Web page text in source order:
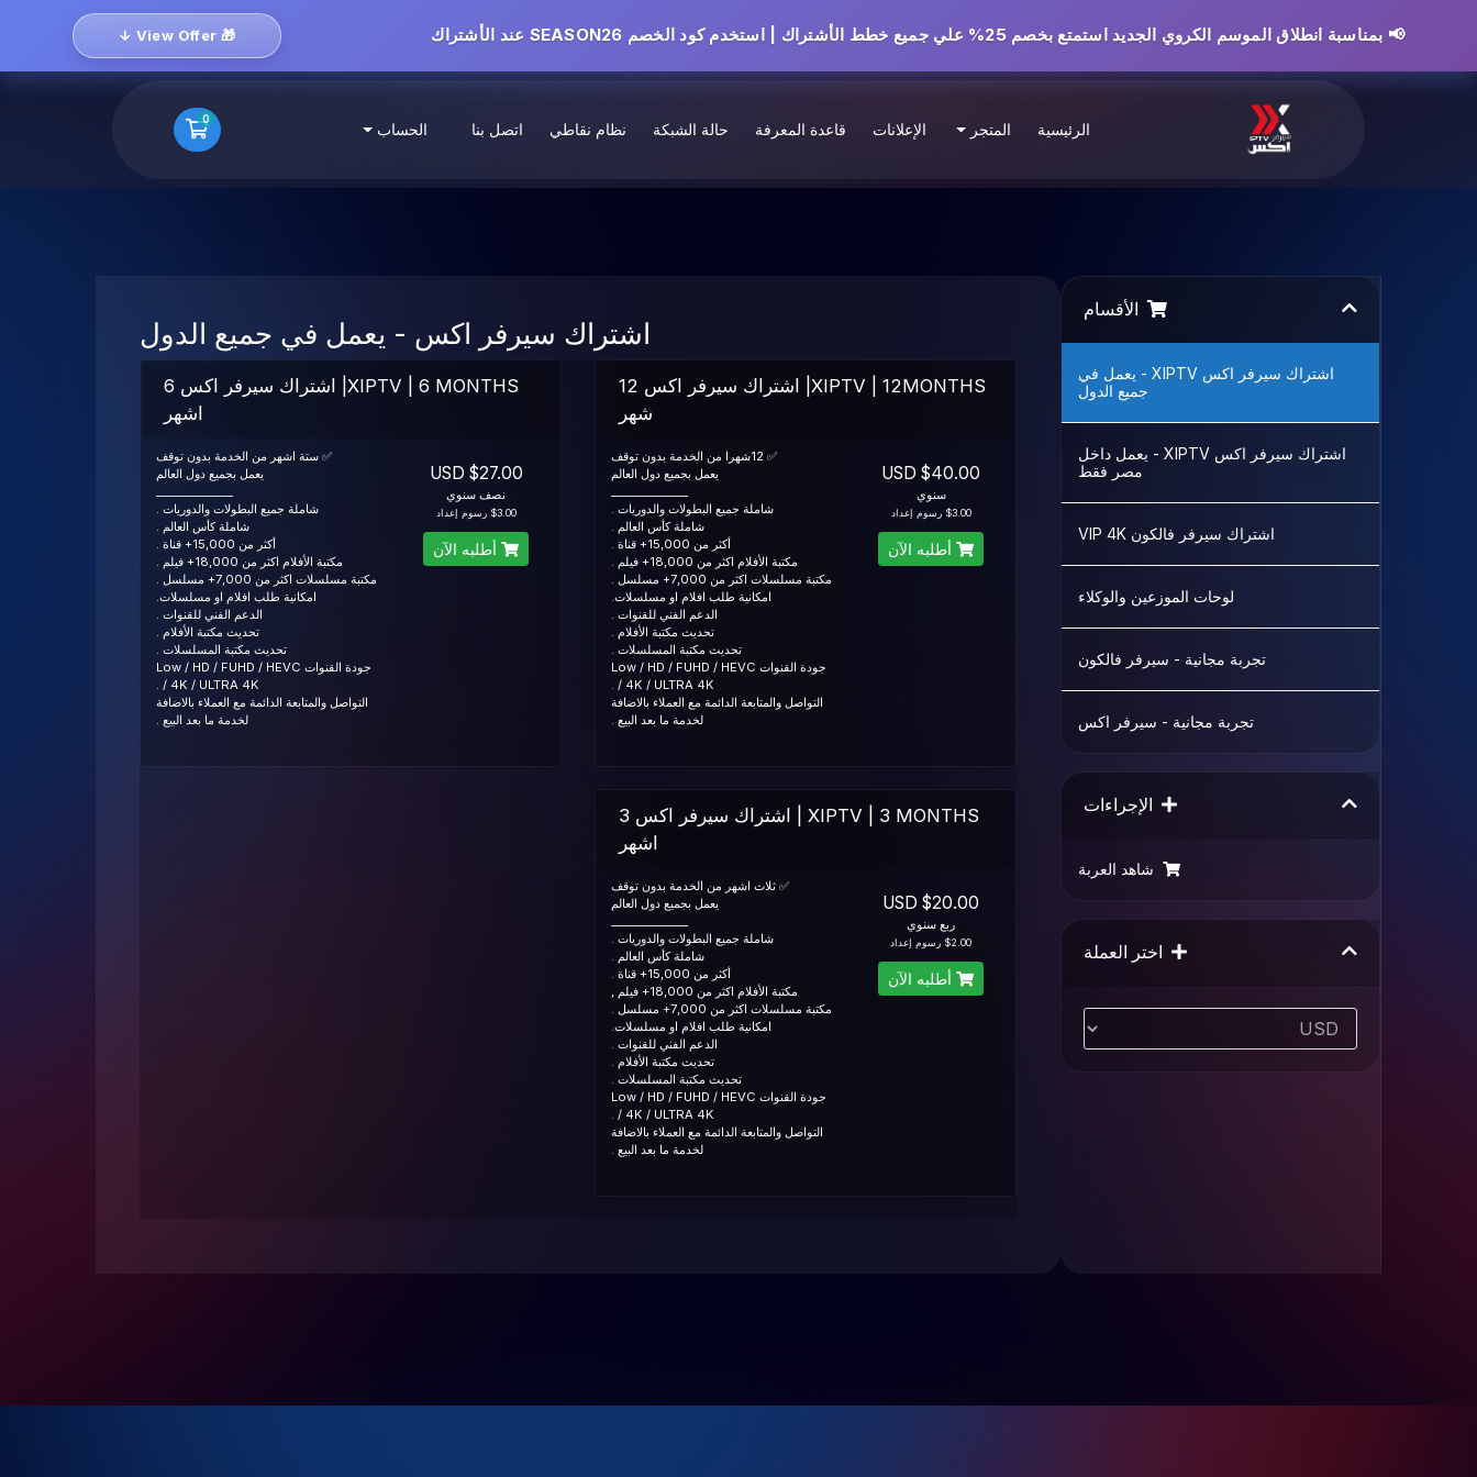
📢 بمناسبة انطلاق الموسم الكروي الجديد استمتع بخصم 25% علي جميع خطط الأشتراك | استخدم كود الخصم SEASON26 عند الأشتراك 🎁 View Offer ↓
الرئيسية المتجر الإعلانات قاعدة المعرفة حالة الشبكة نظام نقاطي اتصل بنا الحساب
0 عربة التسوق
الأقسام
اشتراك سيرفر اكس XIPTV - يعمل في
جميع الدول
اشتراك سيرفر اكس XIPTV - يعمل داخل
مصر فقط
اشتراك سيرفر فالكون VIP 4K
لوحات الموزعين والوكلاء
تجربة مجانية - سيرفر فالكون
تجربة مجانية - سيرفر اكس
الإجراءات
شاهد العربة
اختر العملة
اشتراك سيرفر اكس - يعمل في جميع الدول
XIPTV | 12MONTHS| اشتراك سيرفر اكس 12
شهر
✅ 12شهرا من الخدمة بدون توقف
يعمل بجميع دول العالم
شاملة جميع البطولات والدوريات .
شاملة كأس العالم .
أكثر من 15,000+ قناة .
مكتبة الأفلام اكثر من 18,000+ فيلم .
مكتبة مسلسلات اكثر من 7,000+ مسلسل .
امكانية طلب افلام او مسلسلات.
الدعم الفني للقنوات .
تحديث مكتبة الأفلام .
تحديث مكتبة المسلسلات .
جودة القنوات Low / HD / FUHD / HEVC
/ 4K / ULTRA 4K .
التواصل والمتابعة الدائمة مع العملاء بالاضافة
لخدمة ما بعد البيع .
$40.00 USD
سنوي
$3.00 رسوم إعداد
أطلبه الآن
XIPTV | 6 MONTHS| اشتراك سيرفر اكس 6
اشهر
✅ ستة اشهر من الخدمة بدون توقف
يعمل بجميع دول العالم
شاملة جميع البطولات والدوريات .
شاملة كأس العالم .
أكثر من 15,000+ قناة .
مكتبة الأفلام اكثر من 18,000+ فيلم .
مكتبة مسلسلات اكثر من 7,000+ مسلسل .
امكانية طلب افلام او مسلسلات.
الدعم الفني للقنوات .
تحديث مكتبة الأفلام .
تحديث مكتبة المسلسلات .
جودة القنوات Low / HD / FUHD / HEVC
/ 4K / ULTRA 4K .
التواصل والمتابعة الدائمة مع العملاء بالاضافة
لخدمة ما بعد البيع .
$27.00 USD
نصف سنوي
$3.00 رسوم إعداد
أطلبه الآن
XIPTV | 3 MONTHS | اشتراك سيرفر اكس 3
اشهر
✅ ثلاث اشهر من الخدمة بدون توقف
يعمل بجميع دول العالم
شاملة جميع البطولات والدوريات .
شاملة كأس العالم .
أكثر من 15,000+ قناة .
مكتبة الأفلام اكثر من 18,000+ فيلم ,
مكتبة مسلسلات اكثر من 7,000+ مسلسل .
امكانية طلب افلام او مسلسلات.
الدعم الفني للقنوات .
تحديث مكتبة الأفلام .
تحديث مكتبة المسلسلات .
جودة القنوات Low / HD / FUHD / HEVC
/ 4K / ULTRA 4K .
التواصل والمتابعة الدائمة مع العملاء بالاضافة
لخدمة ما بعد البيع .
$20.00 USD
ربع سنوي
$2.00 رسوم إعداد
أطلبه الآن